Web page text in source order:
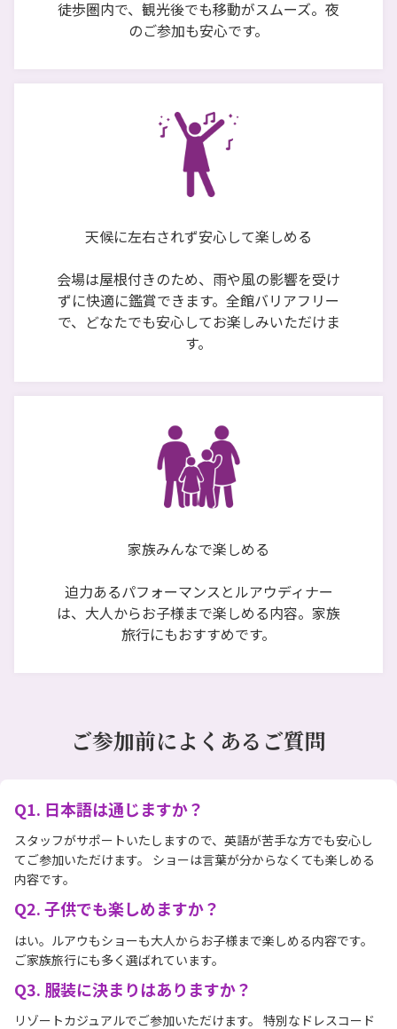
徒歩圏内で、観光後でも移動がスムーズ。夜
のご参加も安心です。
天候に左右されず安心して楽しめる
会場は屋根付きのため、雨や風の影響を受け
ずに快適に鑑賞できます。全館バリアフリー
で、どなたでも安心してお楽しみいただけま
す。
家族みんなで楽しめる
迫力あるパフォーマンスとルアウディナー
は、大人からお子様まで楽しめる内容。家族
旅行にもおすすめです。
ご参加前によくあるご質問
Q1. 日本語は通じますか？
スタッフがサポートいたしますので、英語が苦手な方でも安心し
てご参加いただけます。 ショーは言葉が分からなくても楽しめる
内容です。
Q2. 子供でも楽しめますか？
はい。ルアウもショーも大人からお子様まで楽しめる内容です。
ご家族旅行にも多く選ばれています。
Q3. 服装に決まりはありますか？
リゾートカジュアルでご参加いただけます。 特別なドレスコード